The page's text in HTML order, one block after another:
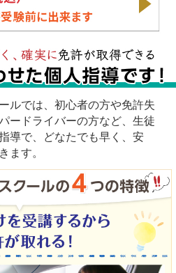
ルでは、初心者の方や免許失
ードライバーの方など、生徒
導で、どなたでも早く、安
ます。